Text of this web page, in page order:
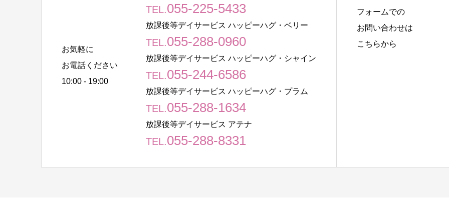
お気軽に
お電話ください
10:00 - 19:00
TEL.055-225-5433
放課後等デイサービス ハッピーハグ・ベリー
TEL.055-288-0960
放課後等デイサービス ハッピーハグ・シャイン
TEL.055-244-6586
放課後等デイサービス ハッピーハグ・プラム
TEL.055-288-1634
放課後等デイサービス アテナ
TEL.055-288-8331
フォームでの
お問い合わせは
こちらから